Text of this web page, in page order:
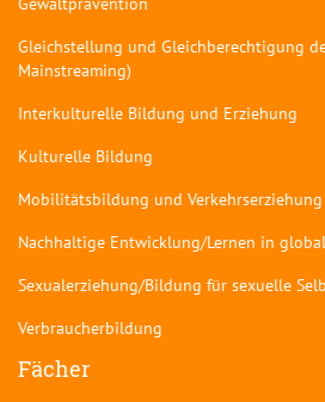
Gleichstellung und Gleichberechtigung
Mainstreaming)
Interkulturelle Bildung und Erziehung
Kulturelle Bildung
Mobilitätsbildung und Verkehrserziehung
Nachhaltige Entwicklung/Lernen in
Sexualerziehung/Bildung für sexuelle
Verbraucherbildung
Fächer